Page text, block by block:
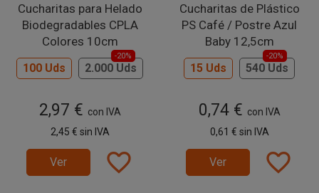
Cucharitas para Helado
Biodegradables CPLA
Colores 10cm
100 Uds 2.000 Uds
-20%
2,97 € con IVA
2,45 € sin IVA
Ver favorite_border
Cucharitas de Plástico
PS Café / Postre Azul
Baby 12,5cm
15 Uds 540 Uds
-20%
0,74 € con IVA
0,61 € sin IVA
Ver favorite_border